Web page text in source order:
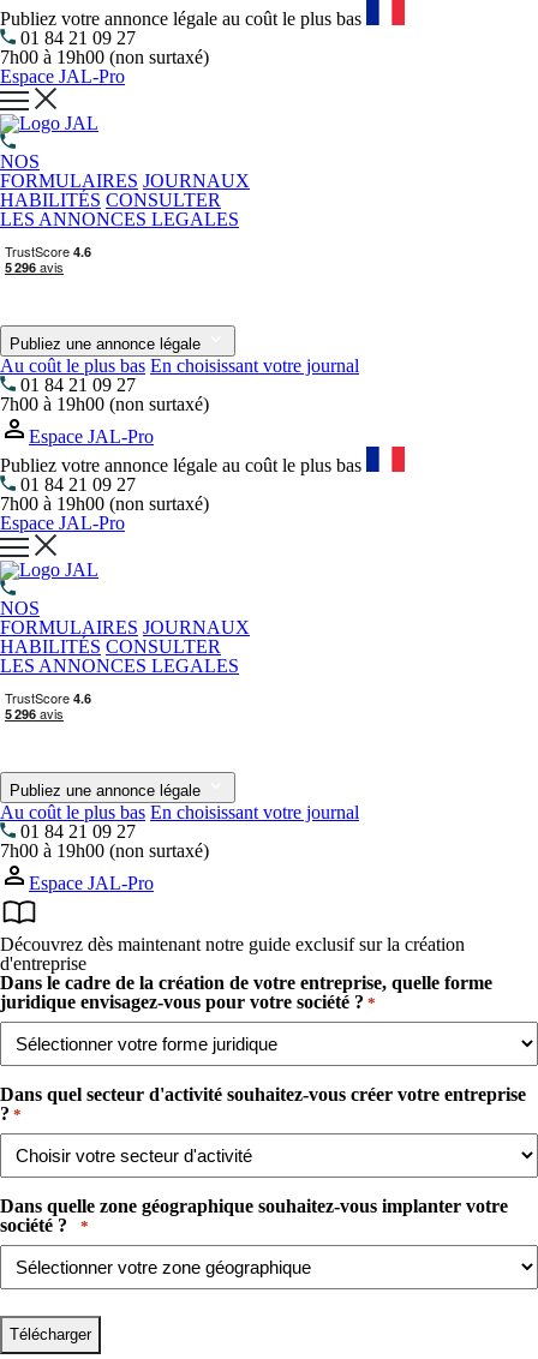
Publiez votre annonce légale au coût le plus bas
01 84 21 09 27
7h00 à 19h00 (non surtaxé)
Espace JAL-Pro
NOS
FORMULAIRES JOURNAUX
HABILITÉS CONSULTER
LES ANNONCES LEGALES
Publiez une annonce légale
Au coût le plus bas En choisissant votre journal
01 84 21 09 27
7h00 à 19h00 (non surtaxé)
Espace JAL-Pro
Publiez votre annonce légale au coût le plus bas
01 84 21 09 27
7h00 à 19h00 (non surtaxé)
Espace JAL-Pro
NOS
FORMULAIRES JOURNAUX
HABILITÉS CONSULTER
LES ANNONCES LEGALES
Publiez une annonce légale
Au coût le plus bas En choisissant votre journal
01 84 21 09 27
7h00 à 19h00 (non surtaxé)
Espace JAL-Pro
Découvrez dès maintenant notre guide exclusif sur la création
d'entreprise
Dans le cadre de la création de votre entreprise, quelle forme
juridique envisagez-vous pour votre société ? *
Dans quel secteur d'activité souhaitez-vous créer votre entreprise
?​ *
Dans quelle zone géographique souhaitez-vous implanter votre
société ? ​ ​
*